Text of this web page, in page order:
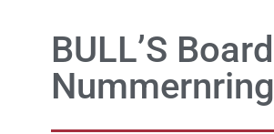
BULL’S Board
Nummernring